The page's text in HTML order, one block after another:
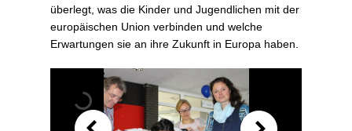
überlegt, was die Kinder und Jugendlichen mit der
europäischen Union verbinden und welche
Erwartungen sie an ihre Zukunft in Europa haben.